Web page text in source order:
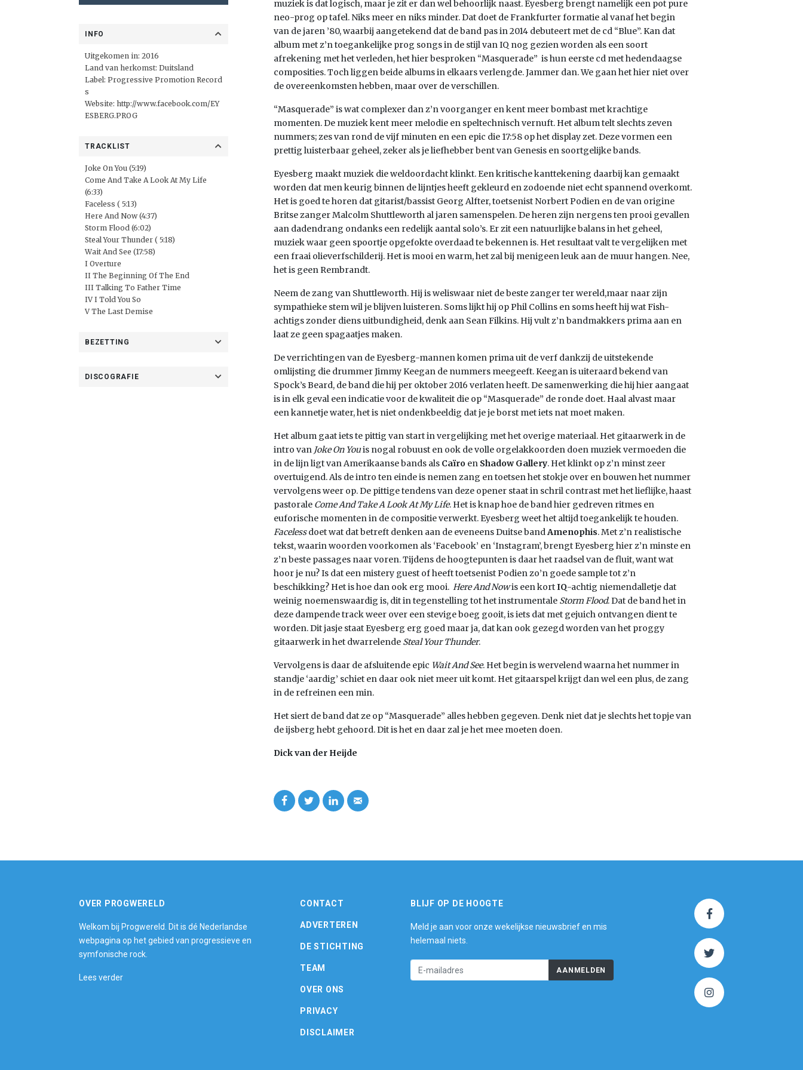
INFO
Uitgekomen in: 2016
Land van herkomst: Duitsland
Label: Progressive Promotion Record
s
Website: http://www.facebook.com/EY
ESBERG.PROG
TRACKLIST
Joke On You (5:19)
Come And Take A Look At My Life
(6:33)
Faceless ( 5:13)
Here And Now (4:37)
Storm Flood (6:02)
Steal Your Thunder ( 5:18)
Wait And See (17:58)
I Overture
II The Beginning Of The End
III Talking To Father Time
IV I Told You So
V The Last Demise
BEZETTING
DISCOGRAFIE
muziek is dat logisch, maar je zit er dan wel behoorlijk naast. Eyesberg brengt namelijk een pot pure
neo-prog op tafel. Niks meer en niks minder. Dat doet de Frankfurter formatie al vanaf het begin
van de jaren ’80, waarbij aangetekend dat de band pas in 2014 debuteert met de cd “Blue”. Kan dat
album met z’n toegankelijke prog songs in de stijl van IQ nog gezien worden als een soort
afrekening met het verleden, het hier besproken “Masquerade” is hun eerste cd met hedendaagse
composities. Toch liggen beide albums in elkaars verlengde. Jammer dan. We gaan het hier niet over
de overeenkomsten hebben, maar over de verschillen.
“Masquerade” is wat complexer dan z’n voorganger en kent meer bombast met krachtige
momenten. De muziek kent meer melodie en speltechnisch vernuft. Het album telt slechts zeven
nummers; zes van rond de vijf minuten en een epic die 17:58 op het display zet. Deze vormen een
prettig luisterbaar geheel, zeker als je liefhebber bent van Genesis en soortgelijke bands.
Eyesberg maakt muziek die weldoordacht klinkt. Een kritische kanttekening daarbij kan gemaakt
worden dat men keurig binnen de lijntjes heeft gekleurd en zodoende niet echt spannend overkomt.
Het is goed te horen dat gitarist/bassist Georg Alfter, toetsenist Norbert Podien en de van origine
Britse zanger Malcolm Shuttleworth al jaren samenspelen. De heren zijn nergens ten prooi gevallen
aan dadendrang ondanks een redelijk aantal solo’s. Er zit een natuurlijke balans in het geheel,
muziek waar geen spoortje opgefokte overdaad te bekennen is. Het resultaat valt te vergelijken met
een fraai olieverfschilderij. Het is mooi en warm, het zal bij menigeen leuk aan de muur hangen. Nee,
het is geen Rembrandt.
Neem de zang van Shuttleworth. Hij is weliswaar niet de beste zanger ter wereld,maar naar zijn
sympathieke stem wil je blijven luisteren. Soms lijkt hij op Phil Collins en soms heeft hij wat Fish-
achtigs zonder diens uitbundigheid, denk aan Sean Filkins. Hij vult z’n bandmakkers prima aan en
laat ze geen spagaatjes maken.
De verrichtingen van de Eyesberg-mannen komen prima uit de verf dankzij de uitstekende
omlijsting die drummer Jimmy Keegan de nummers meegeeft. Keegan is uiteraard bekend van
Spock’s Beard, de band die hij per oktober 2016 verlaten heeft. De samenwerking die hij hier aangaat
is in elk geval een indicatie voor de kwaliteit die op “Masquerade” de ronde doet. Haal alvast maar
een kannetje water, het is niet ondenkbeeldig dat je je borst met iets nat moet maken.
Het album gaat iets te pittig van start in vergelijking met het overige materiaal. Het gitaarwerk in de
intro van Joke On Youis nogal robuust en ook de volle orgelakkoorden doen muziek vermoeden die
in de lijn ligt van Amerikaanse bands als Caïro en Shadow Gallery. Het klinkt op z’n minst zeer
overtuigend. Als de intro ten einde is nemen zang en toetsen het stokje over en bouwen het nummer
vervolgens weer op. De pittige tendens van deze opener staat in schril contrast met het lieflijke, haast
pastorale Come And Take A Look At My Life. Het is knap hoe de band hier gedreven ritmes en
euforische momenten in de compositie verwerkt. Eyesberg weet het altijd toegankelijk te houden.
Facelessdoet wat dat betreft denken aan de eveneens Duitse bandAmenophis. Met z’n realistische
tekst, waarin woorden voorkomen als ‘Facebook’ en ‘Instagram’, brengt Eyesberg hier z’n minste en
z’n beste passages naar voren. Tijdens de hoogtepunten is daar het raadsel van de fluit, want wat
hoor je nu? Is dat een mistery guest of heeft toetsenist Podien zo’n goede sample tot z’n
beschikking? Het is hoe dan ook erg mooi. Here And Nowis een kortIQ-achtig niemendalletje dat
weinig noemenswaardig is, dit in tegenstelling tot het instrumentale Storm Flood. Dat de band het in
deze dampende track weer over een stevige boeg gooit, is iets dat met gejuich ontvangen dient te
worden. Dit jasje staat Eyesberg erg goed maar ja, dat kan ook gezegd worden van het proggy
gitaarwerk in het dwarrelende Steal Your Thunder.
Vervolgens is daar de afsluitende epic Wait And See. Het begin is wervelend waarna het nummer in
standje ‘aardig’ schiet en daar ook niet meer uit komt. Het gitaarspel krijgt dan wel een plus, de zang
in de refreinen een min.
Het siert de band dat ze op “Masquerade” alles hebben gegeven. Denk niet dat je slechts het topje van
de ijsberg hebt gehoord. Dit is het en daar zal je het mee moeten doen.
Dick van der Heijde
OVER PROGWERELD
Welkom bij Progwereld. Dit is dé Nederlandse
webpagina op het gebied van progressieve en
symfonische rock.
Lees verder
CONTACT
ADVERTEREN
DE STICHTING
TEAM
OVER ONS
PRIVACY
DISCLAIMER
BLIJF OP DE HOOGTE
Meld je aan voor onze wekelijkse nieuwsbrief en mis
helemaal niets.
AANMELDEN